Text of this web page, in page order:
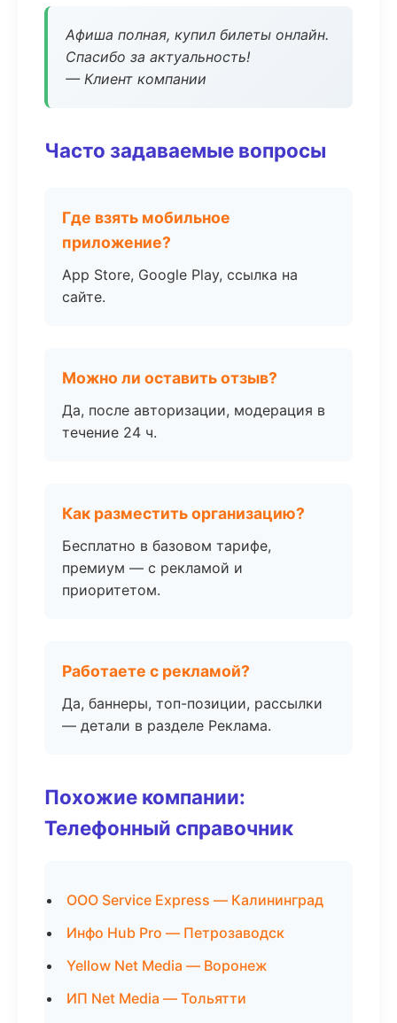
Афиша полная, купил билеты онлайн.
Спасибо за актуальность!
— Клиент компании
Часто задаваемые вопросы
Где взять мобильное
приложение?
App Store, Google Play, ссылка на
сайте.
Можно ли оставить отзыв?
Да, после авторизации, модерация в
течение 24 ч.
Как разместить организацию?
Бесплатно в базовом тарифе,
премиум — с рекламой и
приоритетом.
Работаете с рекламой?
Да, баннеры, топ-позиции, рассылки
— детали в разделе Реклама.
Похожие компании:
Телефонный справочник
ООО Service Express — Калининград
Инфо Hub Pro — Петрозаводск
Yellow Net Media — Воронеж
ИП Net Media — Тольятти